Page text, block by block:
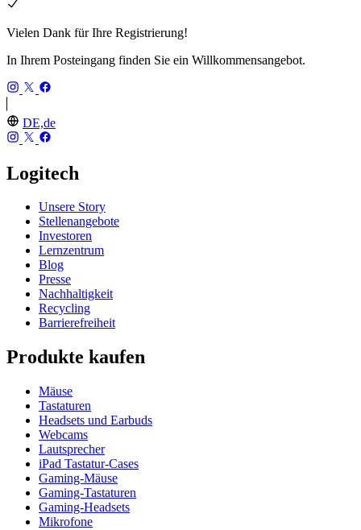
Vielen Dank für Ihre Registrierung!
In Ihrem Posteingang finden Sie ein Willkommensangebot.
DE,de
Logitech
Unsere Story
Stellenangebote
Investoren
Lernzentrum
Blog
Presse
Nachhaltigkeit
Recycling
Barrierefreiheit
Produkte kaufen
Mäuse
Tastaturen
Headsets und Earbuds
Webcams
Lautsprecher
iPad Tastatur-Cases
Gaming-Mäuse
Gaming-Tastaturen
Gaming-Headsets
Mikrofone